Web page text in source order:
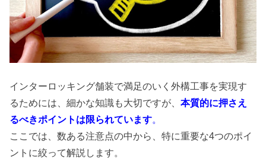
インターロッキング舗装で満足のいく外構工事を実現す
るためには、細かな知識も大切ですが、本質的に押さえ
るべきポイントは限られています。
ここでは、数ある注意点の中から、特に重要な4つのポイ
ントに絞って解説します。